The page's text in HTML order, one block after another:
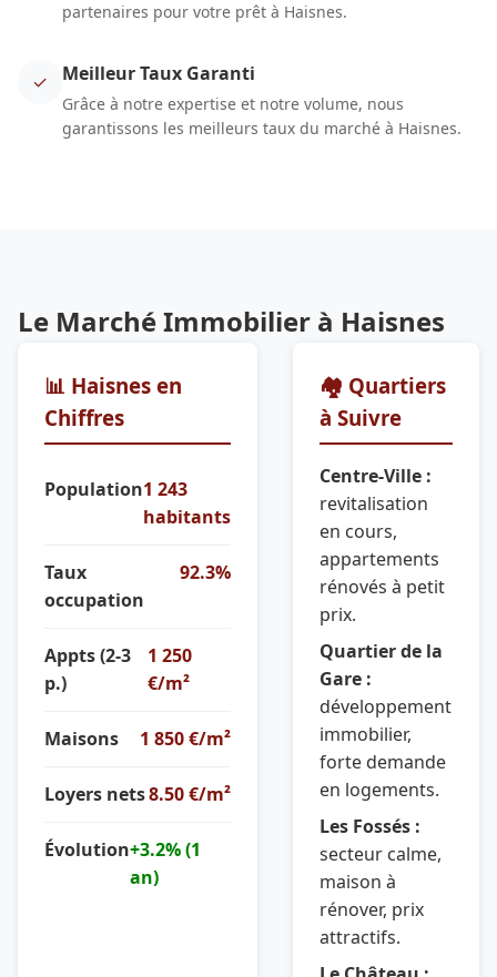
partenaires pour votre prêt à Haisnes.
✓ Meilleur Taux Garanti
Grâce à notre expertise et notre volume, nous
garantissons les meilleurs taux du marché à Haisnes.
Le Marché Immobilier à Haisnes
📊 Haisnes en
Chiffres
Population1 243
habitants
Taux
occupation
92.3%
Appts (2-3
p.)
1 250
€/m²
Maisons 1 850 €/m²
Loyers nets8.50 €/m²
Évolution+3.2% (1
an)
🏘️ Quartiers
à Suivre
Centre-Ville :
revitalisation
en cours,
appartements
rénovés à petit
prix.
Quartier de la
Gare :
développement
immobilier,
forte demande
en logements.
Les Fossés :
secteur calme,
maison à
rénover, prix
attractifs.